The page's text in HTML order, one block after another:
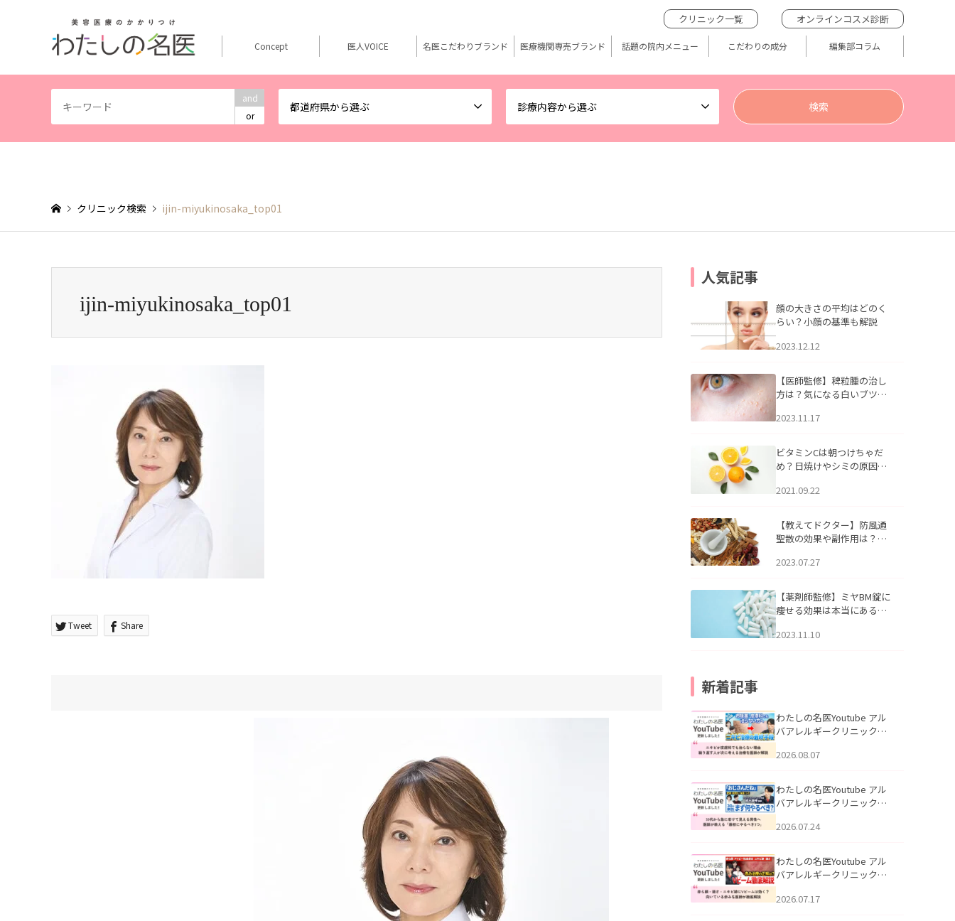
and
or
都道府県から選ぶ 診療内容から選ぶ
クリニック一覧 オンラインコスメ診断
Concept 医人VOICE 名医こだわりブランド 医療機関専売ブランド 話題の院内メニュー こだわりの成分 編集部コラム
クリニック検索 ijin-miyukinosaka_top01
ijin-miyukinosaka_top01
Tweet Share
人気記事
顔の大きさの平均はどのく
らい？小顔の基準も解説
2023.12.12
【医師監修】稗粒腫の治し
方は？気になる白いブツブ
アについて
2023.11.17
ビタミンCは朝つけちゃだ
め？日焼けやシミの原因に
2021.09.22
【教えてドクター】防風通
聖散の効果や副作用は？長
2023.07.27
【薬剤師監修】ミヤBM錠に
痩せる効果は本当にある
2023.11.10
新着記事
わたしの名医Youtube アル
バアレルギークリニック札
らない理由｜繰り返す人が
説」を公開いたしました。
2026.08.07
わたしの名医Youtube アル
バアレルギークリニック札
える男性へ｜医師が教える
公開いたしました。
2026.07.24
わたしの名医Youtube アル
バアレルギークリニック札
跡にVビームは効く？向いて
2026.07.17